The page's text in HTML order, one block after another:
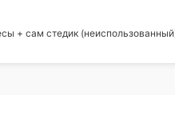
+ сам стедик